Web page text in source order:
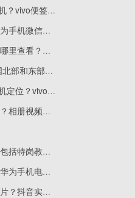
vivo便签怎么传到另一个手机？vivo便签删了如何找回？
华为怎么更换微信图标？华为手机微信图标找不到了怎么办？
苹果手机共享相簿的照片在哪里查看？苹果手机共享相簿占不占内存？
焦点简讯:中央气象台：我国北部和东部海域将有7~8级大风
vivo手机关机了怎么查找手机定位？vivo手机定位在哪里打开？
相册里的视频如何添加文字？相册视频不能播放怎么办？
新消息丨民生实事项目人员包括特岗教师吗_民生实事项目人员包括
华为手机电池健康怎么看？华为手机电池不耐用怎么恢复？
苹果手机怎么远程传实况照片？抖音实况照片怎么上传？